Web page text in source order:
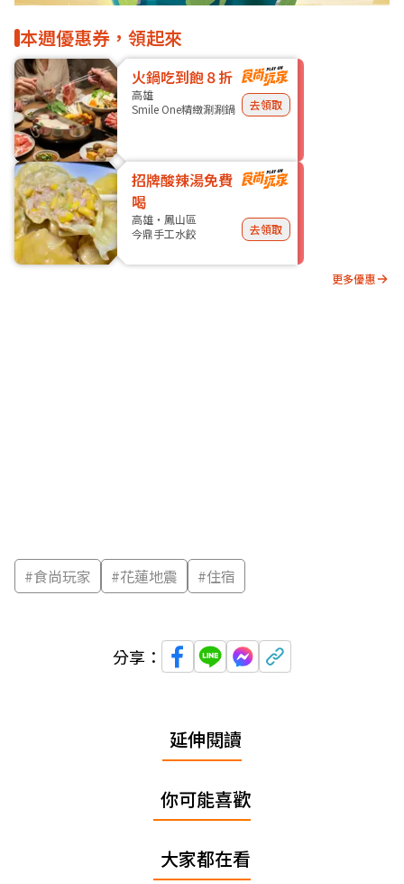
本週優惠券，領起來
火鍋吃到飽８折
高雄
Smile One精緻涮涮鍋
去領取
招牌酸辣湯免費
喝
高雄・鳳山區
今鼎手工水餃
去領取
更多優惠
#食尚玩家 #花蓮地震 #住宿
分享：
延伸閱讀
你可能喜歡
大家都在看